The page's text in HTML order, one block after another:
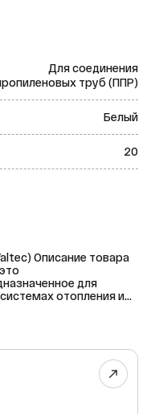
Для соединения
труб (ППР)
Белый
20
товара
для
отопления и
его
защищает его
придаёт ему
компенсационному
герметичность и
и удобно